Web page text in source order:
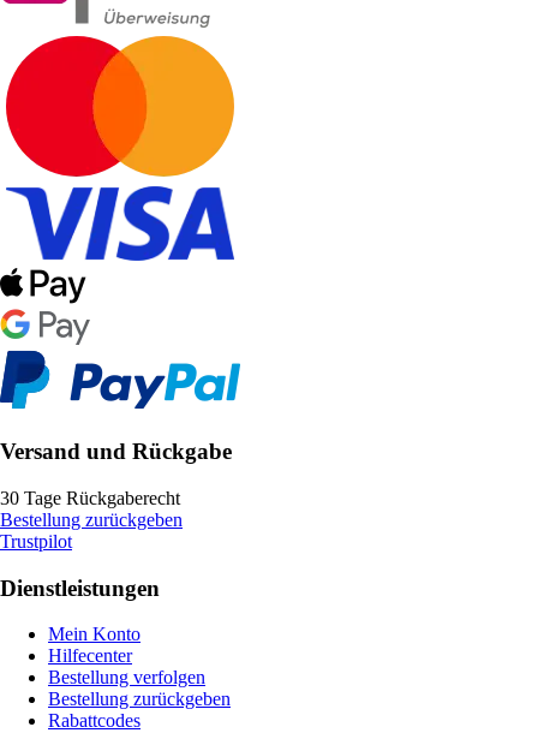
Versand und Rückgabe
30 Tage Rückgaberecht
Bestellung zurückgeben
Trustpilot
Dienstleistungen
Mein Konto
Hilfecenter
Bestellung verfolgen
Bestellung zurückgeben
Rabattcodes